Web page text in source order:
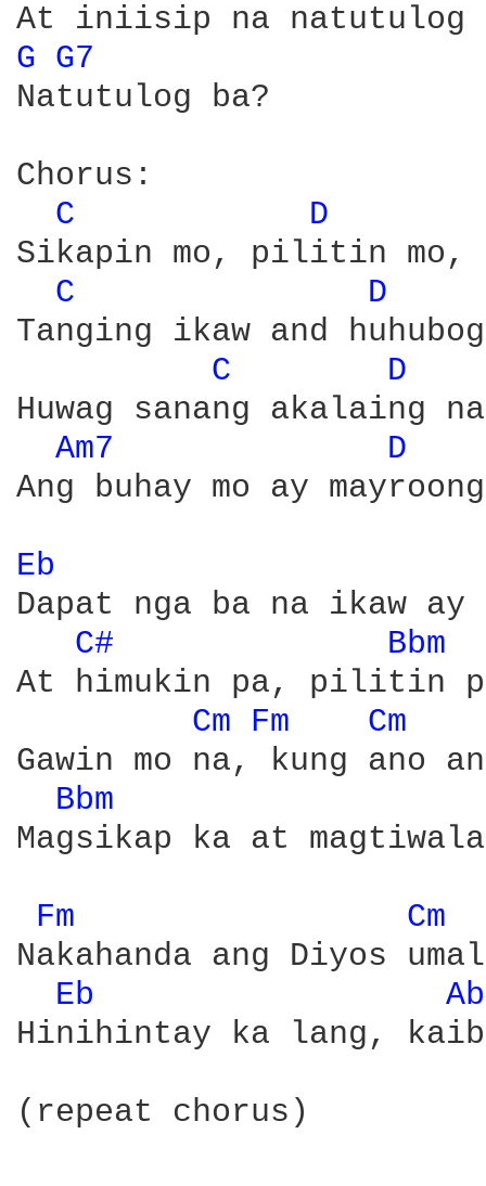
G G7
Natutulog ba?
Chorus:
C
D
Sikapin mo, pilitin mo,
C
D
Tanging ikaw and
C
D
Huwag sanang akalaing
Am7
D
Ang buhay mo ay
Eb
Dapat nga ba na ikaw ay
C#
Bbm
At himukin pa, pilitin
Cm Fm
Cm
Gawin mo na, kung ano
Bbm
Magsikap ka at
Fm
Cm
Nakahanda ang Diyos
Eb
Hinihintay ka lang,
(repeat chorus)